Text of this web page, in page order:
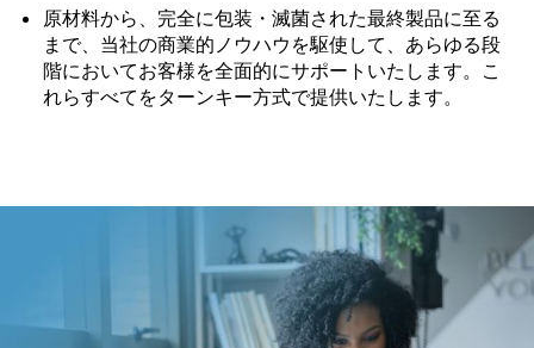
原材料から、完全に包装・滅菌された最終製品に至る
まで、当社の商業的ノウハウを駆使して、あらゆる段
階においてお客様を全面的にサポートいたします。こ
れらすべてをターンキー方式で提供いたします。